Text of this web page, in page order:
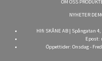
OM OSS
NYHETER
HIfi SKÅNE AB | Spångatan 4,
Epost:
Öppettider: Onsdag -